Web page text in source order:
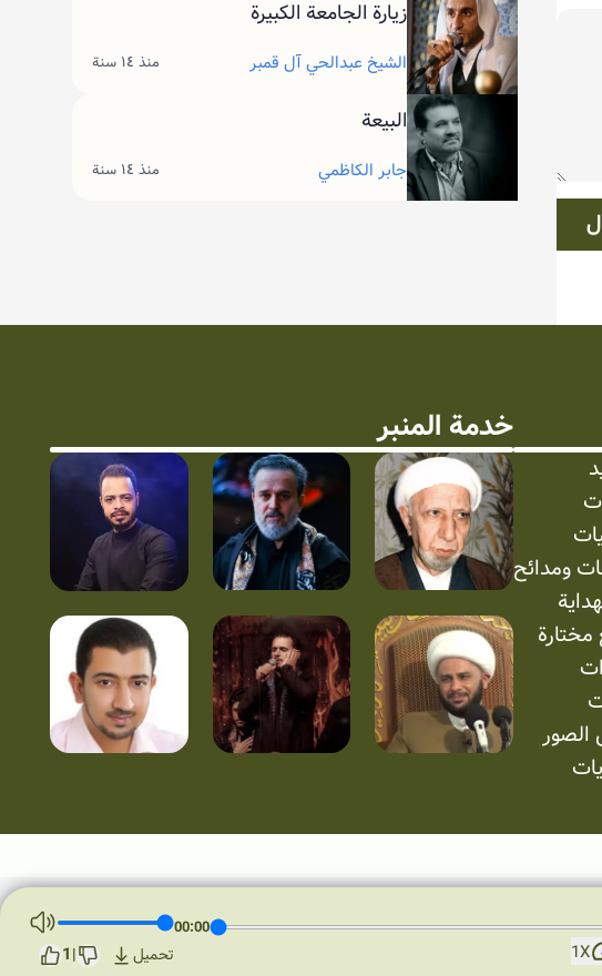
00:00
1X تحميل |
1
زيارة الجامعة الكبيرة
الشيخ عبدالحي آل قمبر منذ ١٤ سنة
البيعة
جابر الكاظمي منذ ١٤ سنة
ومدائح
خدمة المنبر